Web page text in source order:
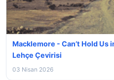
Macklemore - Can’t Hold Us
Lehçe Çevirisi
03 Nisan 2026